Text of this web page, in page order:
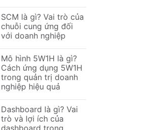
SCM là gì? Vai trò của
chuỗi cung ứng đối
với doanh nghiệp
Mô hình 5W1H là gì?
Cách ứng dụng 5W1H
trong quản trị doanh
nghiệp hiệu quả
Dashboard là gì? Vai
trò và lợi ích của